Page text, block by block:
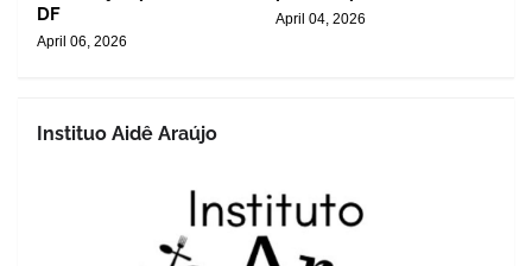
DF
April 06, 2026
April 04, 2026
Instituo Aidê Araújo